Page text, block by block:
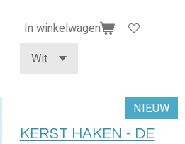
In winkelwagen
NIEUW
KERST HAKEN - DE